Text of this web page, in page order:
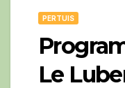
PERTUIS
Le